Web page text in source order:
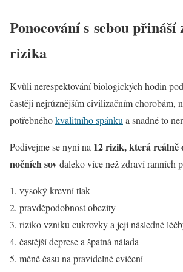
Ponocování s sebou
rizika
Kvůli nerespektování biologických hodin
častěji nejrůznějším civilizačním chorobám,
potřebnéhokvalitního spánku a snadné to
Podívejme se nyní na 12 rizik, která
nočních sovdaleko více než zdraví ranních
vysoký krevní tlak
pravděpodobnost obezity
riziko vzniku cukrovky a její následné
častější deprese a špatná nálada
méně času na pravidelné cvičení